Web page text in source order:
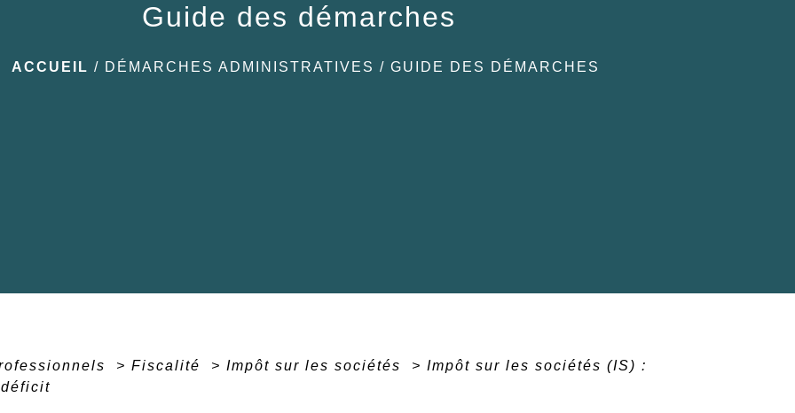
Guide des démarches
ACCUEIL / DÉMARCHES ADMINISTRATIVES /GUIDE DES DÉMARCHES
> Fiscalité > Impôt sur les sociétés > Impôt sur les sociétés (IS) :